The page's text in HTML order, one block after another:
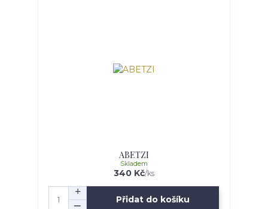
ABETZI
340 Kč/ks
Skladem
Přidat do košíku